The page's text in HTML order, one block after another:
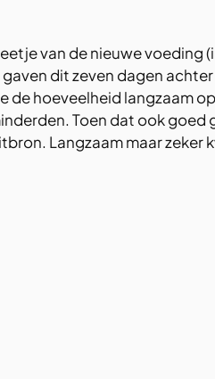
van de nieuwe voeding
dit zeven dagen
de hoeveelheid langzaam
Toen dat ook goed
Langzaam maar zeker